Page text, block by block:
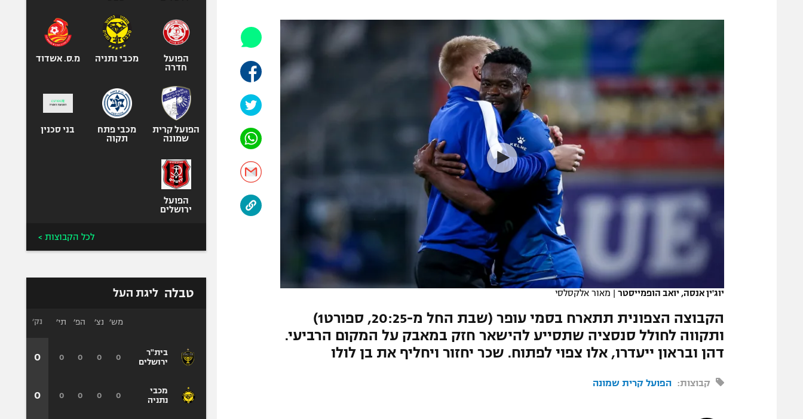
גיימינג E-Sports
תנאי שימוש
תקנון פעילות ספורט 1
רשיון להקרנה פומבית לבית עסק
הצטרפות לחבילת הערוצים
לוח דרושים – ג'ובנט
הפועל תל אביב
הפועל באר שבע
מכבי נתניה
בני יהודה
ליגה סינית
ליגה ברזילאית
ליגות נוספות
אופניים
ספורט מוטורי
כדורמים
בייסבול MLB
ספורט אתגרי
אומנויות לחימה
יוג'ין אנסה, יואב הופמייסטר | מאור אלקסלסי
הקבוצה הצפונית תתארח בסמי עופר (שבת החל מ-20:25, ספורט1)
ותקווה לחולל סנסציה שתסייע להישאר חזק במאבק על המקום הרביעי.
דהן ובראון ייעדרו, אלו צפוי לפתוח. שכר יחזור ויחליף את בן לולו
קבוצות: הפועל קרית שמונה
הפועל
חדרה
מכבי נתניה מ.ס. אשדוד
הפועל קרית
שמונה
מכבי פתח
תקוה
בני סכנין
הפועל
ירושלים
לכל הקבוצות >
טבלה ליגת העל
בית"ר
ירושלים
מכבי
נתניה
מש׳ נצ׳ הפ׳ תי׳
0
0
0
0
0
0
0
0
נק׳
0
0